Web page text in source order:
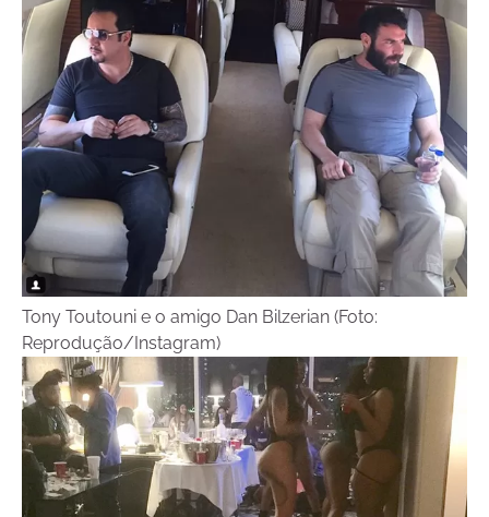
Tony Toutouni e o amigo Dan Bilzerian (Foto:
Reprodução/Instagram)